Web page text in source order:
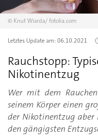
© Knut Wiarda/fotolia.com
Letztes Update am:06.10.2021
Rauchstopp:
Nikotinentzug
Wer mit dem
seinem Körper einen
der Nikotinentzug aber
den gängigsten